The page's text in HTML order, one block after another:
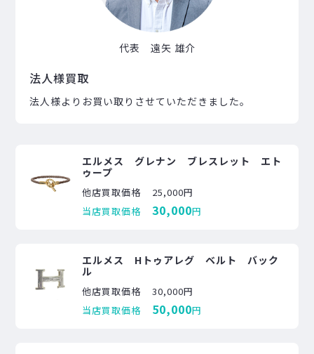
代表 遠矢 雄介
法人様買取
法人様よりお買い取りさせていただきました。
エルメス グレナン ブレスレット エト
ゥープ
他店買取価格
25,000円
当店買取価格
30,000円
エルメス Hトゥアレグ ベルト バック
ル
他店買取価格
30,000円
当店買取価格
50,000円